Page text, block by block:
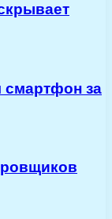
смартфон за